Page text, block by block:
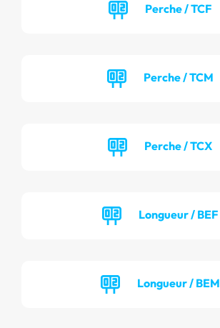
Perche / TCF
Perche / TCM
Perche / TCX
Longueur / BEF
Longueur / BEM